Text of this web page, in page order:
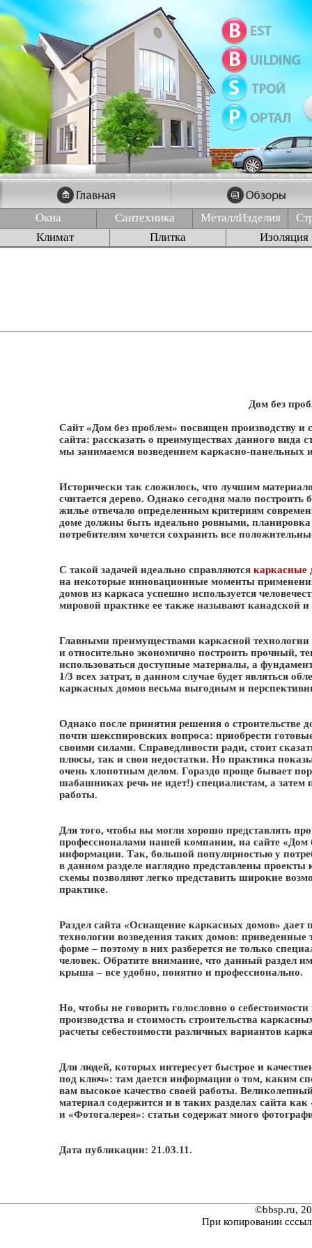
Окна Сантехника МеталлИзделия
Климат
Плитка Изоляция
Дом без
Сайт «Дом без проблем» посвящен производству
сайта: рассказать о преимуществах данного вида
мы занимаемся возведением каркасно-панельных
Исторически так сложилось, что лучшим
считается дерево. Однако сегодня мало
жилье отвечало определенным критериям
доме должны быть идеально ровными, планировка
потребителям хочется сохранить все
С такой задачей идеально справляются каркасные
на некоторые инновационные моменты
домов из каркаса успешно используется
мировой практике ее также называют канадской
Главными преимуществами каркасной
и относительно экономично построить прочный,
использоваться доступные материалы, а
1/3 всех затрат, в данном случае будет являться
каркасных домов весьма выгодным и
Однако после принятия решения о строительстве
почти шекспировских вопроса: приобрести
своими силами. Справедливости ради, стоит
плюсы, так и свои недостатки. Но практика
очень хлопотным делом. Гораздо проще бывает
шабашниках речь не идет!) специалистам, а затем
работы.
Для того, чтобы вы могли хорошо представлять
профессионалами нашей компании, на сайте «Дом
информации. Так, большой популярностью у
в данном разделе наглядно представлены
схемы позволяют легко представить широкие
практике.
Раздел сайта «Оснащение каркасных домов» дает
технологии возведения таких домов:
форме – поэтому в них разберется не только
человек. Обратите внимание, что данный раздел
крыша – все удобно, понятно и профессионально.
Но, чтобы не говорить голословно о
производства и стоимость строительства
расчеты себестоимости различных вариантов
Для людей, которых интересует быстрое и
под ключ»: там дается информация о том, каким
вам высокое качество своей работы.
материал содержится и в таких разделах сайта
и «Фотогалерея»: статьи содержат много
Дата публикации: 21.03.11.
©bbsp.ru,
При копировании